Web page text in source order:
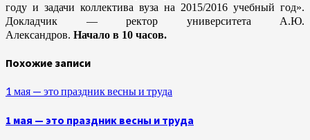
году и задачи коллектива вуза на 2015/2016 учебный год».
Докладчик — ректор университета А.Ю.
Александров. Начало в 10 часов.
Похожие записи
1 мая — это праздник весны и труда
1 мая — это праздник весны и труда